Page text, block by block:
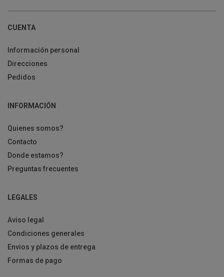
CUENTA
Información personal
Direcciones
Pedidos
INFORMACIÓN
Quienes somos?
Contacto
Donde estamos?
Preguntas frecuentes
LEGALES
Aviso legal
Condiciones generales
Envios y plazos de entrega
Formas de pago